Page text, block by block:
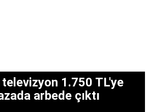
1.750 TL'ye
arbede çıktı